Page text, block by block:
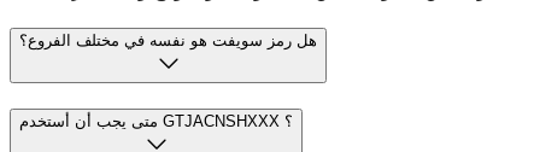
هل رمز سويفت هو نفسه في مختلف الفروع؟
متى يجب أن أستخدم GTJACNSHXXX ؟